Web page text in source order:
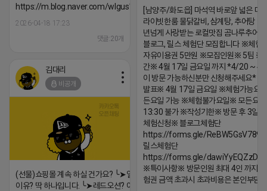
https://m.blog.naver.com/wlgus1647/224253846149
2026-04-18 17:23
댓글:20개
[남양주/화도읍] 마석역 바로앞 넓은 매
라이빗한룸 물닭갈비, 삼계탕, 추어탕 맛
년넘게 사랑받는 로컬맛집 곰나루추어
블로그, 릴스 체험단 모집합니다 ※체험
자유이용권 5만원 ※모집인원※ 5팀 ※
간※ 4월 17일 금요일 까지 *4/20 ~ 4/
이 방문 가능하신분만 신청해주세요* ※
발표※ 4월 17일 금요일 ※체험가능요
든요일 가능 ※체험불가요일※ 모든요
13:30 불가 ※작성기한※ 방문 후 3일
체험신청※ 블로그체험단
https://forms.gle/
릴스체험단
https://forms.gle/
※특이사항※ 방문인원 최대 4인 까지
험권 금액 초과시 초과비용은 본인부담
김대리
비공개
(선물)쇼핑몰 계속 하실 건가요? ╰➤열심히 해도 안되는
이유? 딱 하나입니다. ╰➤레드오션? 아니요! ╰➤모두 같은